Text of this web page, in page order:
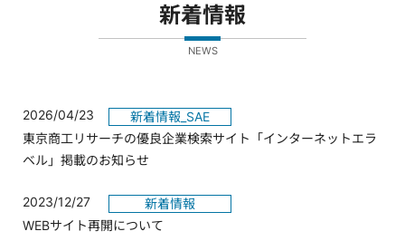
新着情報
NEWS
2026/04/23
新着情報_SAE
東京商工リサーチの優良企業検索サイト「インターネットエラ
ベル」掲載のお知らせ
2023/12/27
新着情報
WEBサイト再開について